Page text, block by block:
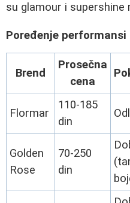
su glamour i supershine
Poređenje performansi
Brend
Prosečna
cena
Flormar
110-185
din
Golden
Rose
70-250
din